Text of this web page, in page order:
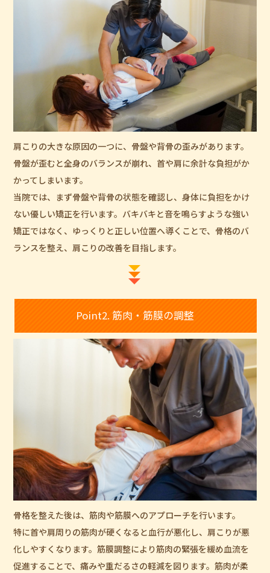
肩こりの大きな原因の一つに、骨盤や背骨の歪みがあります。
骨盤が歪むと全身のバランスが崩れ、首や肩に余計な負担がか
かってしまいます。
当院では、まず骨盤や背骨の状態を確認し、身体に負担をかけ
ない優しい矯正を行います。バキバキと音を鳴らすような強い
矯正ではなく、ゆっくりと正しい位置へ導くことで、骨格のバ
ランスを整え、肩こりの改善を目指します。
Point2. 筋肉・筋膜の調整
骨格を整えた後は、筋肉や筋膜へのアプローチを行います。
特に首や肩周りの筋肉が硬くなると血行が悪化し、肩こりが悪
化しやすくなります。筋膜調整により筋肉の緊張を緩め血流を
促進することで、痛みや重だるさの軽減を図ります。筋肉が柔